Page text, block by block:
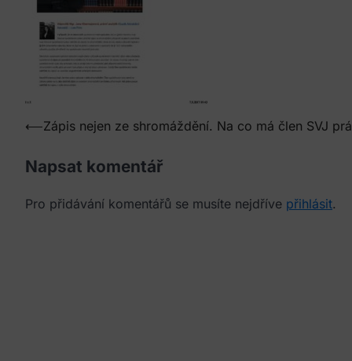
Navigace
příspěvek
⟵Zápis nejen ze shromáždění. Na co má člen SVJ
Napsat komentář
Pro přidávání komentářů se musíte nejdříve přihlásit.